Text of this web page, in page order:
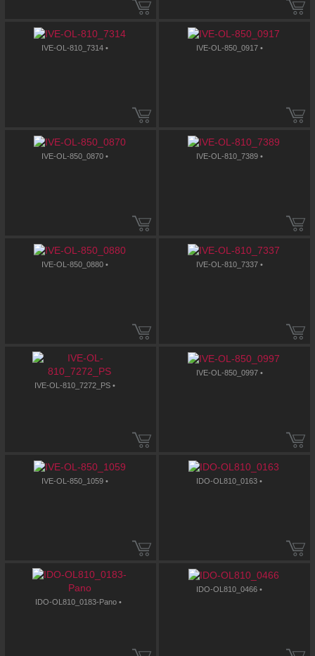
IVE-OL-810_7314 • IVE-OL-850_0917 •
IVE-OL-850_0870 • IVE-OL-810_7389 •
IVE-OL-850_0880 • IVE-OL-810_7337 •
IVE-OL-810_7272_PS •
IVE-OL-850_0997 •
IVE-OL-850_1059 • IDO-OL810_0163 •
IDO-OL810_0183-Pano •
IDO-OL810_0466 •